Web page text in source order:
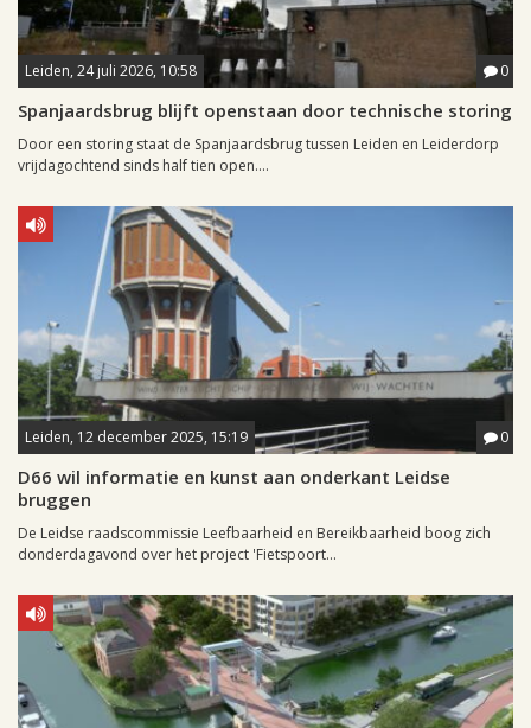
Leiden, 24 juli 2026, 10:58 0
Spanjaardsbrug blijft openstaan door technische storing
Door een storing staat de Spanjaardsbrug tussen Leiden en Leiderdorp
vrijdagochtend sinds half tien open....
Leiden, 12 december 2025, 15:19 0
D66 wil informatie en kunst aan onderkant Leidse
bruggen
De Leidse raadscommissie Leefbaarheid en Bereikbaarheid boog zich
donderdagavond over het project 'Fietspoort...